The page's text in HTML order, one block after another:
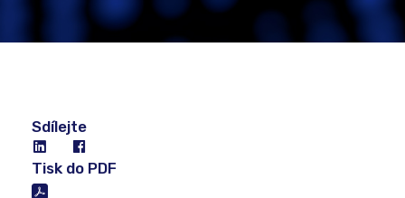
Sdílejte
Tisk do PDF